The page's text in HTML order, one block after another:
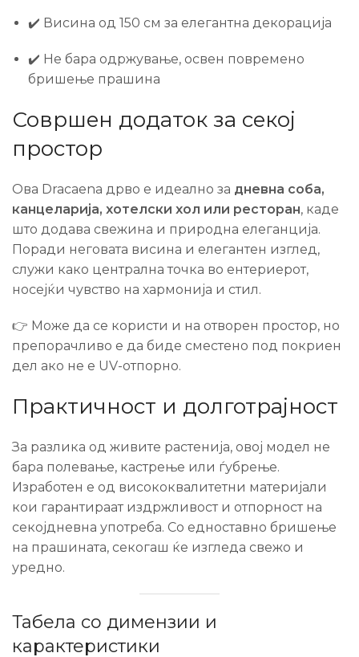
✔️ Висина од 150 см за елегантна декорација
✔️ Не бара одржување, освен повремено
бришење прашина
Совршен додаток за секој
простор
Ова Dracaena дрво е идеално за дневна соба,
канцеларија, хотелски хол или ресторан, каде
што додава свежина и природна елеганција.
Поради неговата висина и елегантен изглед,
служи како централна точка во ентериерот,
носејќи чувство на хармонија и стил.
👉 Може да се користи и на отворен простор, но
препорачливо е да биде сместено под покриен
дел ако не е UV-отпорно.
Практичност и долготрајност
За разлика од живите растенија, овој модел не
бара полевање, кастрење или ѓубрење.
Изработен е од висококвалитетни материјали
кои гарантираат издржливост и отпорност на
секојдневна употреба. Со едноставно бришење
на прашината, секогаш ќе изгледа свежо и
уредно.
Табела со димензии и
карактеристики